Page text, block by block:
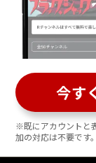
今す
※既にアカウントと
加の対応は不要です。